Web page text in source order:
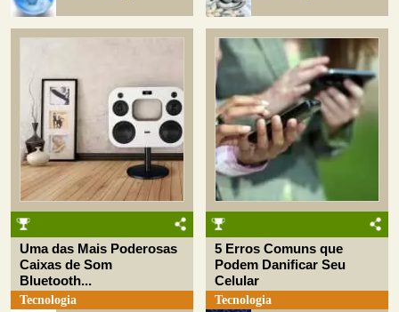
Uma das Mais Poderosas
Caixas de Som
Bluetooth...
Tecnologia
5 Erros Comuns que
Podem Danificar Seu
Celular
Tecnologia